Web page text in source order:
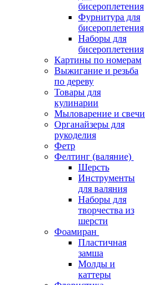
бисероплетения
Фурнитура для
бисероплетения
Наборы для
бисероплетения
Картины по номерам
Выжигание и резьба
по дереву
Товары для
кулинарии
Мыловарение и свечи
Органайзеры для
рукоделия
Фетр
Фелтинг (валяние)
Шерсть
Инструменты
для валяния
Наборы для
творчества из
шерсти
Фоамиран
Пластичная
замша
Молды и
каттеры